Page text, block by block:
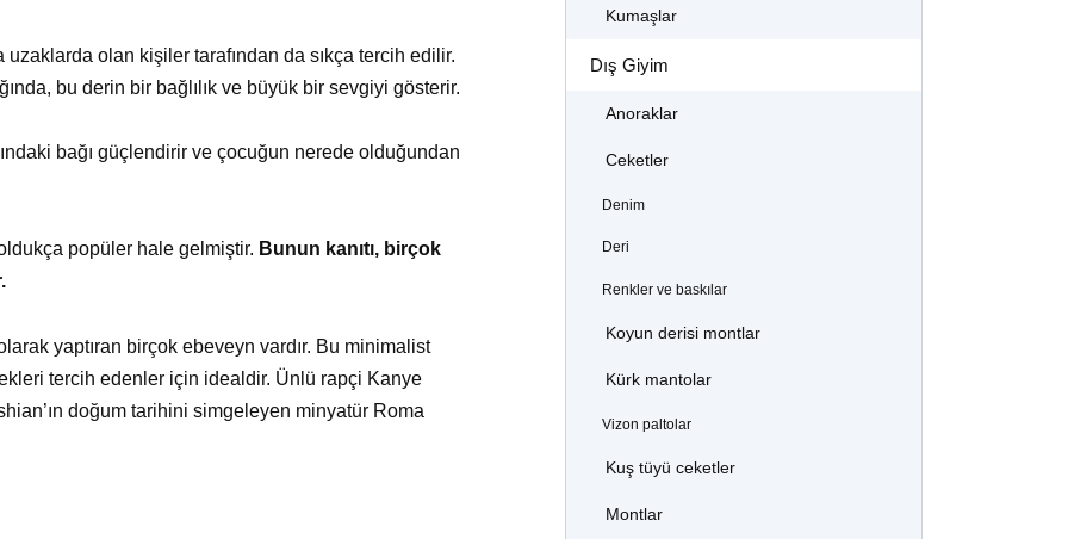
olan kişiler tarafından da sıkça tercih edilir.
bu derin bir bağlılık ve büyük bir sevgiyi gösterir.
bağı güçlendirir ve çocuğun nerede olduğundan
popüler hale gelmiştir. Bunun kanıtı, birçok
yaptıran birçok ebeveyn vardır. Bu minimalist
tercih edenler için idealdir. Ünlü rapçi Kanye
doğum tarihini simgeleyen minyatür Roma
Kumaşlar
Dış Giyim
Anoraklar
Ceketler
Denim
Deri
Renkler ve baskılar
Koyun derisi montlar
Kürk mantolar
Vizon paltolar
Kuş tüyü ceketler
Montlar